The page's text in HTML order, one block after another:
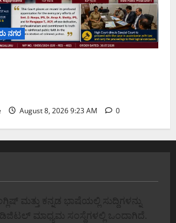
ನಗರ
August 8, 2026 9:23 AM 0
ಮತ್ತು ಕನ್ನಡ ಭಾಷೆಯಲ್ಲಿ ಸುದ್ದಿಗಳನ್ನು
ಮಾಧ್ಯಮ ಸಂಸ್ಥೆಗಳಲ್ಲಿ ಒಂದಾಗಿದೆ.